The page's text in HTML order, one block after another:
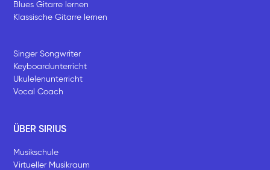
Blues Gitarre lernen
Klassische Gitarre lernen
Singer Songwriter
Keyboardunterricht
Ukulelenunterricht
Vocal Coach
ÜBER SIRIUS
Musikschule
Virtueller Musikraum